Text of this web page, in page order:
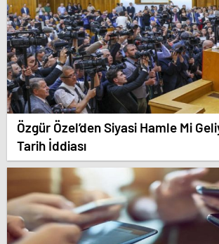
Özgür Özel’den Siyasi Hamle Mi
Tarih İddiası